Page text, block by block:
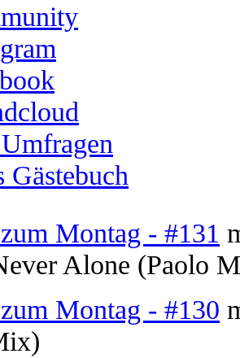
Gästebuch
Montag - #131
Alone (Paolo
Montag - #130